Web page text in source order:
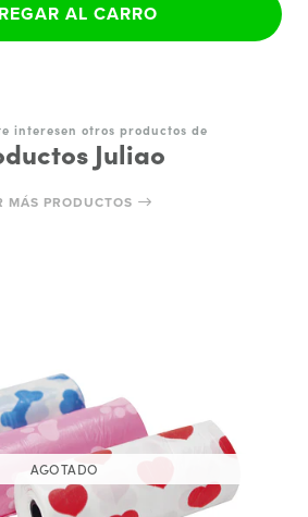
AL CARRO
interesen otros productos de
Juliao
MÁS PRODUCTOS
AGOTADO